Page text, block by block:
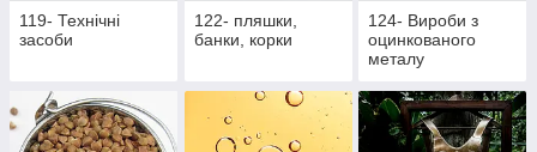
119- Технічні
засоби
122- пляшки,
банки, корки
124- Вироби з
оцинкованого
металу